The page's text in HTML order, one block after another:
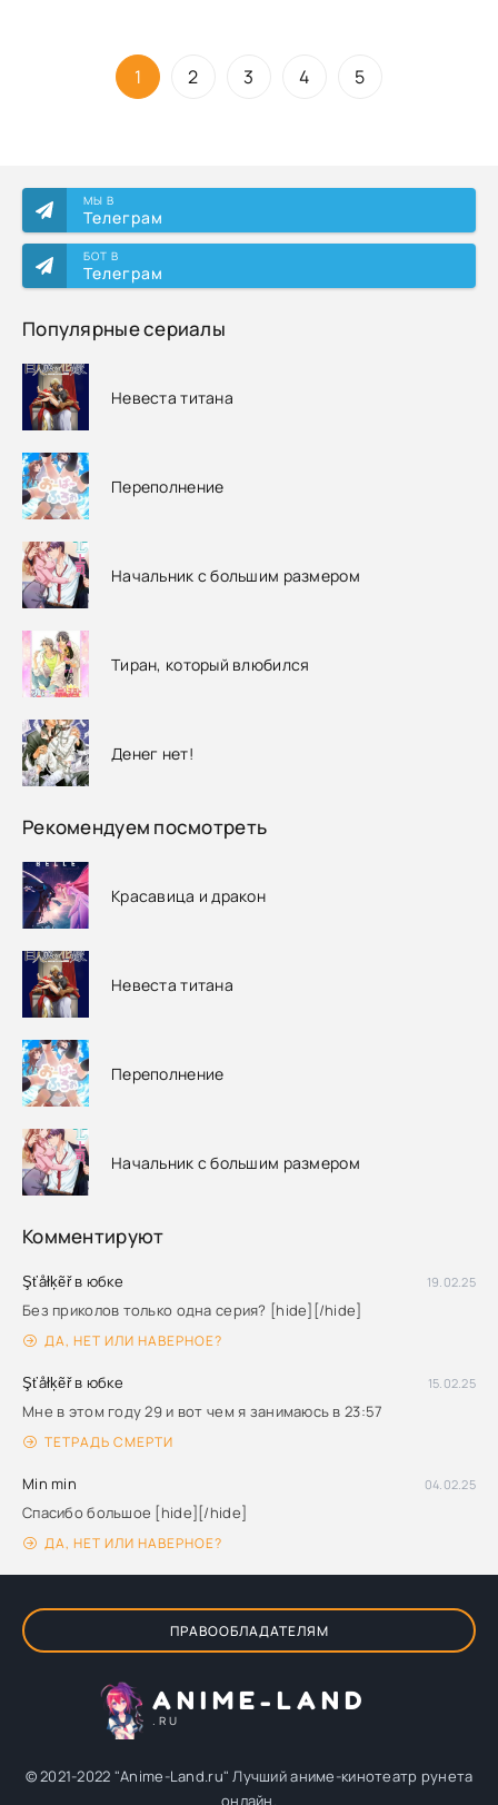
МЫ В
Телеграм
БОТ В
Телеграм
Популярные сериалы
Невеста титана
Переполнение
Начальник с большим размером
Тиран, который влюбился
Денег нет!
Рекомендуем посмотреть
Красавица и дракон
Невеста титана
Переполнение
Начальник с большим размером
Комментируют
Şťåłķẽř в юбке 19.02.25
Без приколов только одна серия? [hide][/hide]
ДА, НЕТ ИЛИ НАВЕРНОЕ?
Şťåłķẽř в юбке 15.02.25
Мне в этом году 29 и вот чем я занимаюсь в 23:57
ТЕТРАДЬ СМЕРТИ
Min min 04.02.25
Спасибо большое [hide][/hide]
ДА, НЕТ ИЛИ НАВЕРНОЕ?
1 2 3 4 5
ПРАВООБЛАДАТЕЛЯМ
ANIME-LAND
.RU
© 2021-2022 "Anime-Land.ru" Лучший аниме-кинотеатр рунета
онлайн.